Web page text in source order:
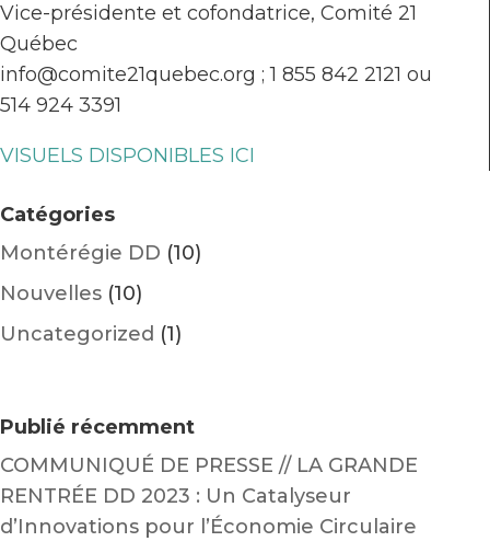
Vice-présidente et cofondatrice, Comité 21
Québec
info@comite21quebec.org ; 1 855 842 2121 ou
514 924 3391
VISUELS DISPONIBLES ICI
Catégories
Montérégie DD (10)
Nouvelles (10)
Uncategorized (1)
Publié récemment
COMMUNIQUÉ DE PRESSE // LA GRANDE
RENTRÉE DD 2023 : Un Catalyseur
d’Innovations pour l’Économie Circulaire